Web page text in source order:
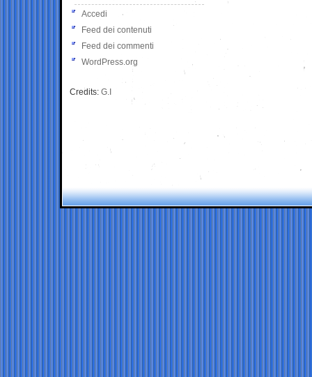
Accedi
Feed dei contenuti
Feed dei commenti
WordPress.org
Credits: G.I